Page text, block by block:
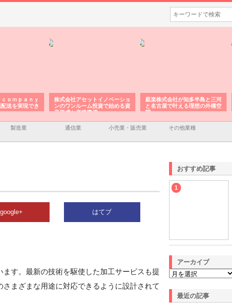
ｏｍｐａｎｙ
送を実現でき
株式会社アセットイノベーショ
ンのワンルーム投資で始める資
産形成と老後準備
庭楽株式会社が知多半島と三河
と名古屋で叶える理想の外構空
間
製造業 通信業 小売業・販売業 その他業種
google+ はてブ
す。最新の技術を駆使した加工サービスも提
まざまな用途に対応できるように設計されて
おすすめ記事
1
アーカイブ
最近の記事